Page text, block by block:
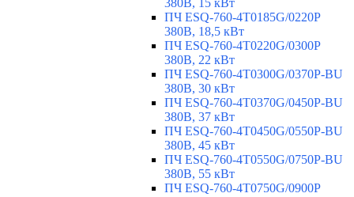
380В, 15 кВт
ПЧ ESQ-760-4T0185G/0220P
380В, 18,5 кВт
ПЧ ESQ-760-4T0220G/0300P
380В, 22 кВт
ПЧ ESQ-760-4T0300G/0370P-BU
380В, 30 кВт
ПЧ ESQ-760-4T0370G/0450P-BU
380В, 37 кВт
ПЧ ESQ-760-4T0450G/0550P-BU
380В, 45 кВт
ПЧ ESQ-760-4T0550G/0750P-BU
380В, 55 кВт
ПЧ ESQ-760-4T0750G/0900P